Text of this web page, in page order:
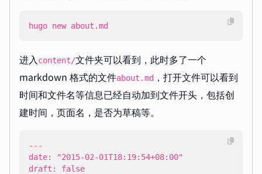
hugo new about.md
进入content/文件夹可以看到，此时多了一个
markdown 格式的文件about.md ，打开文件可以看到
时间和文件名等信息已经自动加到文件开头，包括创
建时间，页面名，是否为草稿等。